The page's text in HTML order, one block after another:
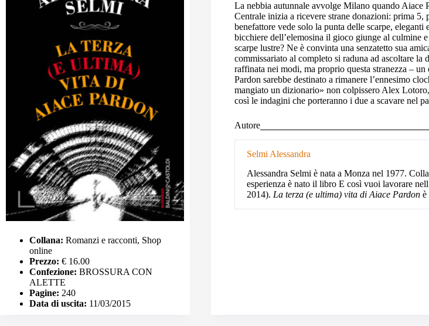
La nebbia autunnale avvolge Milano quando Aiace
Centrale inizia a ricevere strane donazioni: prima
benefattore vede solo la punta delle scarpe,
bicchiere dell’elemosina il gioco giunge al culmine
scarpe lustre? Ne è convinta una senzatetto sua
commissariato al completo si raduna ad ascoltare la
raffinata nei modi, ma proprio questa stranezza –
Pardon sarebbe destinato a rimanere l’ennesimo
mangiato un dizionario» non colpissero Alex
così le indagini che porteranno i due a scavare nel
Autore
Selmi Alessandra
Alessandra Selmi è nata a Monza nel 1977.
esperienza è nato il libro E così vuoi lavorare
2014). La terza (e ultima) vita di Aiace Pardon è
Collana: Romanzi e racconti, Shop
online
Prezzo: € 16.00
Confezione: BROSSURA CON
ALETTE
Pagine: 240
Data di uscita: 11/03/2015